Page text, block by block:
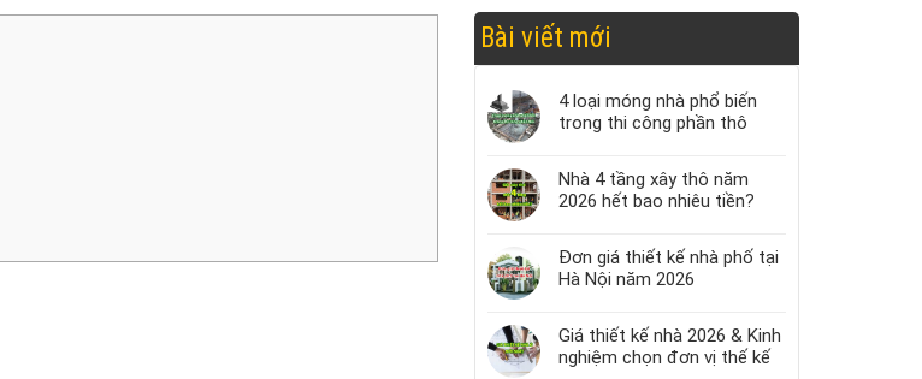
Bài viết mới
4 loại móng nhà phổ biến
trong thi công phần thô
Nhà 4 tầng xây thô năm
2026 hết bao nhiêu tiền?
Đơn giá thiết kế nhà phố tại
Hà Nội năm 2026
Giá thiết kế nhà 2026 & Kinh
nghiệm chọn đơn vị thế kế